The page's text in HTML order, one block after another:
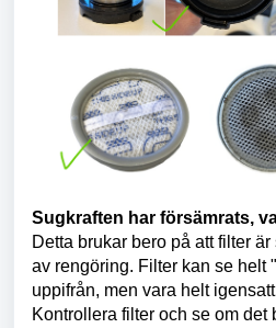
Sugkraften har försämrats,
Detta brukar bero på att filter
av rengöring. Filter kan se helt
uppifrån, men vara helt
Kontrollera filter och se om det